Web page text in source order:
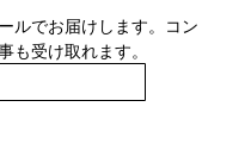
ルでお届けします。コン
も受け取れます。